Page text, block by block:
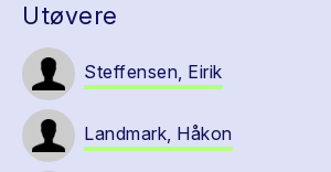
Utøvere
Steffensen, Eirik
Landmark, Håkon